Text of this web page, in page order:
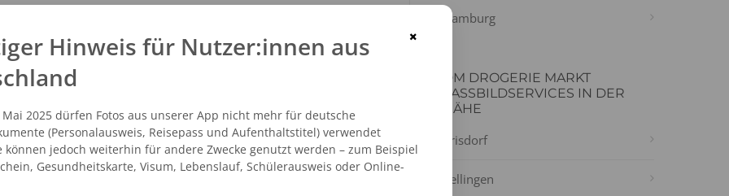
Ekz
AUF DER KARTE ANZEIGEN
Hamburg
DM DROGERIE MARKT
PASSBILDSERVICES IN DER
NÄHE
Prisdorf
Rellingen
×
Hinweis für Nutzer:innen aus
Mai 2025 dürfen Fotos aus unserer App nicht mehr für deutsche
(Personalausweis, Reisepass und Aufenthaltstitel) verwendet
können jedoch weiterhin für andere Zwecke genutzt werden – zum Beispiel
Gesundheitskarte, Visum, Lebenslauf, Schülerausweis oder Online-